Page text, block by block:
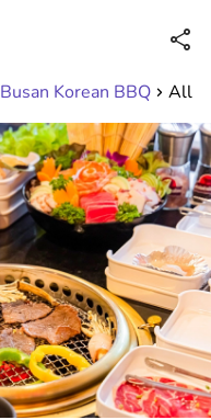
Erreichbar bis 23:00 Uhr
Busan Korean BBQ All-